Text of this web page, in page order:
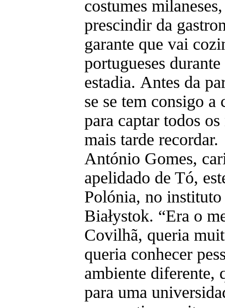
costumes
prescindir da
garante que vai
portugueses durante
estadia. Antes da
se se tem consigo
para captar todos
mais tarde recordar.
António Gomes,
apelidado de Tó,
Polónia, no
Białystok. “Era o
Covilhã, queria
queria conhecer
ambiente diferente,
para uma